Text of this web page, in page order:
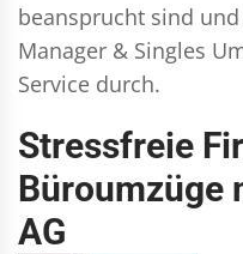
beansprucht sind
Manager & Singles
Service durch.
Stressfreie
Büroumzüge
AG